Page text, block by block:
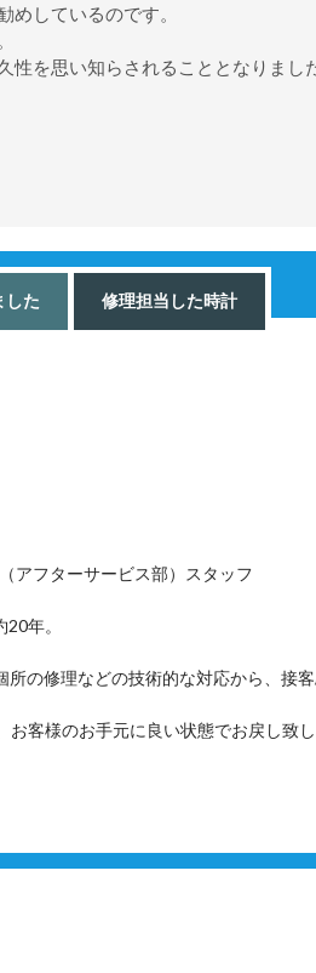
めしているのです。
性を思い知らされることとなりまし
した 修理担当した時計
アフターサービス部）スタッフ
年。
の修理などの技術的な対応から、接客
客様のお手元に良い状態でお戻し致し